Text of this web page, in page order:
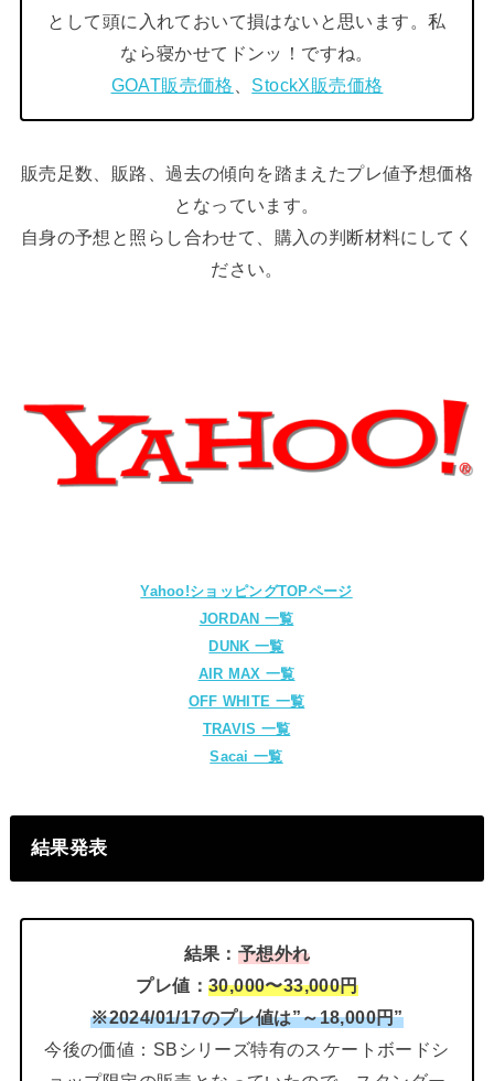
として頭に入れておいて損はないと思います。私
なら寝かせてドンッ！ですね。
GOAT販売価格
StockX販売価格
販売足数、販路、過去の傾向を踏まえたプレ値予想価格
となっています。
自身の予想と照らし合わせて、購入の判断材料にしてく
ださい。
Yahoo!ショッピングTOPページ
JORDAN 一覧
DUNK 一覧
AIR MAX 一覧
OFF WHITE 一覧
TRAVIS 一覧
Sacai 一覧
結果発表
結果： 予想外れ
プレ値： 30,000〜33,000円
※2024/01/17のプレ値は”～18,000円”
今後の価値：SBシリーズ特有のスケートボードシ